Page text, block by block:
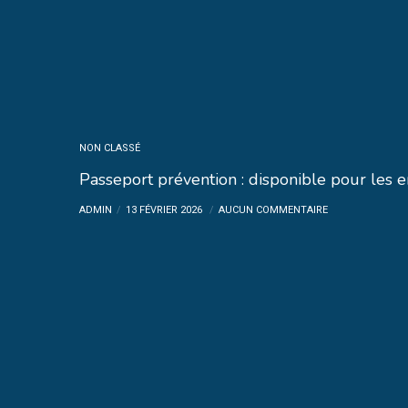
NON CLASSÉ
Passeport prévention : disponible pour les
ADMIN 13 FÉVRIER 2026 AUCUN COMMENTAIRE